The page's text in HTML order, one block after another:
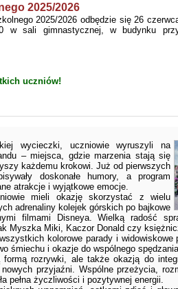
2025/2026
2025/2026 odbędzie się 26
w sali gimnastycznej, w budynku
uczniów!
wycieczki, uczniowie wyruszyli na
– miejsca, gdzie marzenia stają się
każdemu krokowi. Już od pierwszych
doskonałe humory, a program
atrakcje i wyjątkowe emocje.
mieli okazję skorzystać z wielu
adrenaliny kolejek górskich po bajkowe
filmami Disneya. Wielką radość
Myszka Miki, Kaczor Donald czy
wszystkich kolorowe parady i
śmiechu i okazje do wspólnego
formą rozrywki, ale także okazją do
przyjaźni. Wspólne przeżycia,
pełna życzliwości i pozytywnej energii.